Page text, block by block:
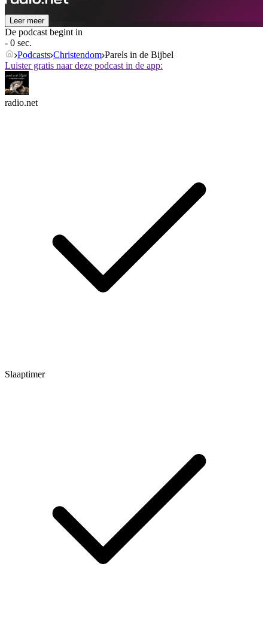
Leer meer
De podcast begint in
- 0 sec.
Podcasts Christendom Parels in de Bijbel
Luister gratis naar deze podcast in de app:
radio.net
Slaaptimer